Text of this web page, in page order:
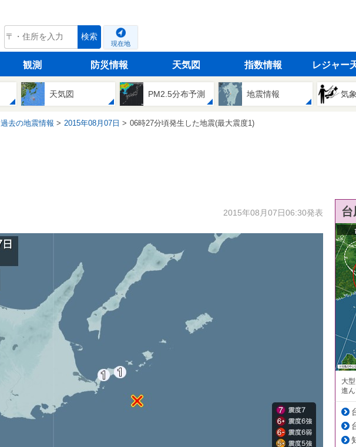
tenki.jp 検索
現在地
観測 防災情報 天気図 指数情報 レジャー
天気図 PM2.5分布予測 地震情報 気
過去の地震情報 2015年08月07日 06時27分頃発生した地震(最大震度1)
2015年08月07日06:30発表
大
進